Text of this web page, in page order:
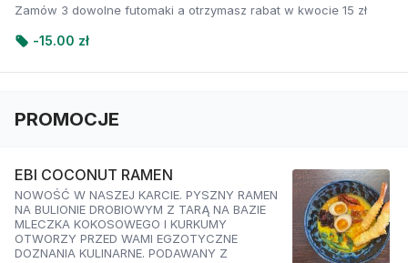
Zamów 3 dowolne futomaki a otrzymasz rabat w kwocie 15 zł
-15.00 zł
PROMOCJE
EBI COCONUT RAMEN
NOWOŚĆ W NASZEJ KARCIE. PYSZNY RAMEN
NA BULIONIE DROBIOWYM Z TARĄ NA BAZIE
MLECZKA KOKOSOWEGO I KURKUMY
OTWORZY PRZED WAMI EGZOTYCZNE
DOZNANIA KULINARNE. PODAWANY Z